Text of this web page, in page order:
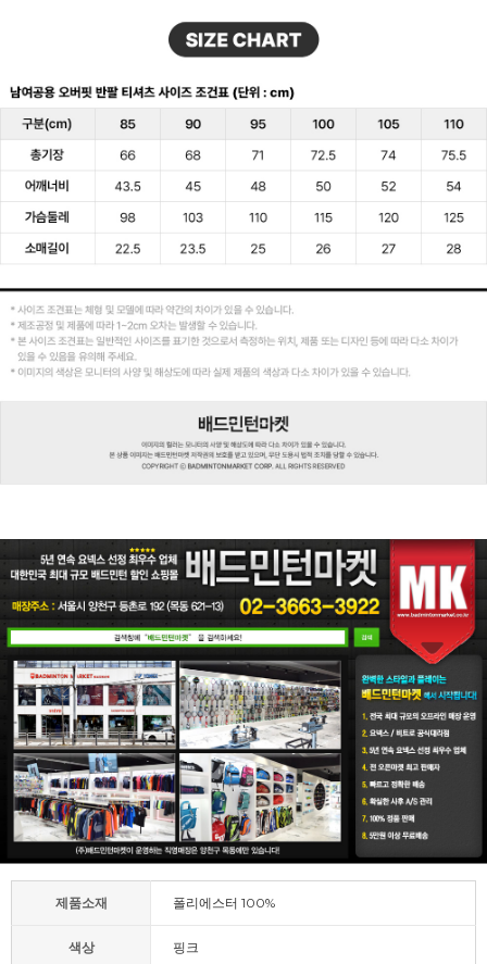
제품소재 폴리에스터 100%
색상 핑크